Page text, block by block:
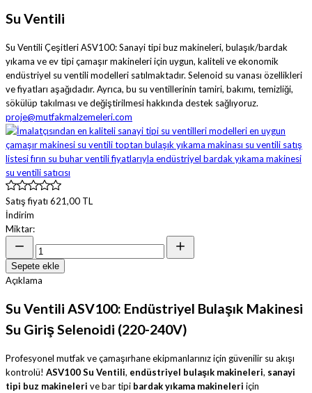
Su Ventili
Su Ventili Çeşitleri ASV100: Sanayi tipi buz makineleri, bulaşık/bardak
yıkama ve ev tipi çamaşır makineleri için uygun, kaliteli ve ekonomik
endüstriyel su ventili modelleri satılmaktadır. Selenoid su vanası özellikleri
ve fiyatları aşağıdadır. Ayrıca, bu su ventillerinin tamiri, bakımı, temizliği,
sökülüp takılması ve değiştirilmesi hakkında destek sağlıyoruz.
proje@mutfakmalzemeleri.com
Satış fiyatı 621,00 TL
İndirim
Miktar:
Sepete ekle
Açıklama
Su Ventili ASV100: Endüstriyel Bulaşık Makinesi
Su Giriş Selenoidi (220-240V)
Profesyonel mutfak ve çamaşırhane ekipmanlarınız için güvenilir su akışı
kontrolü! ASV100 Su Ventili, endüstriyel bulaşık makineleri, sanayi
tipi buz makineleri ve bar tipi bardak yıkama makineleri için